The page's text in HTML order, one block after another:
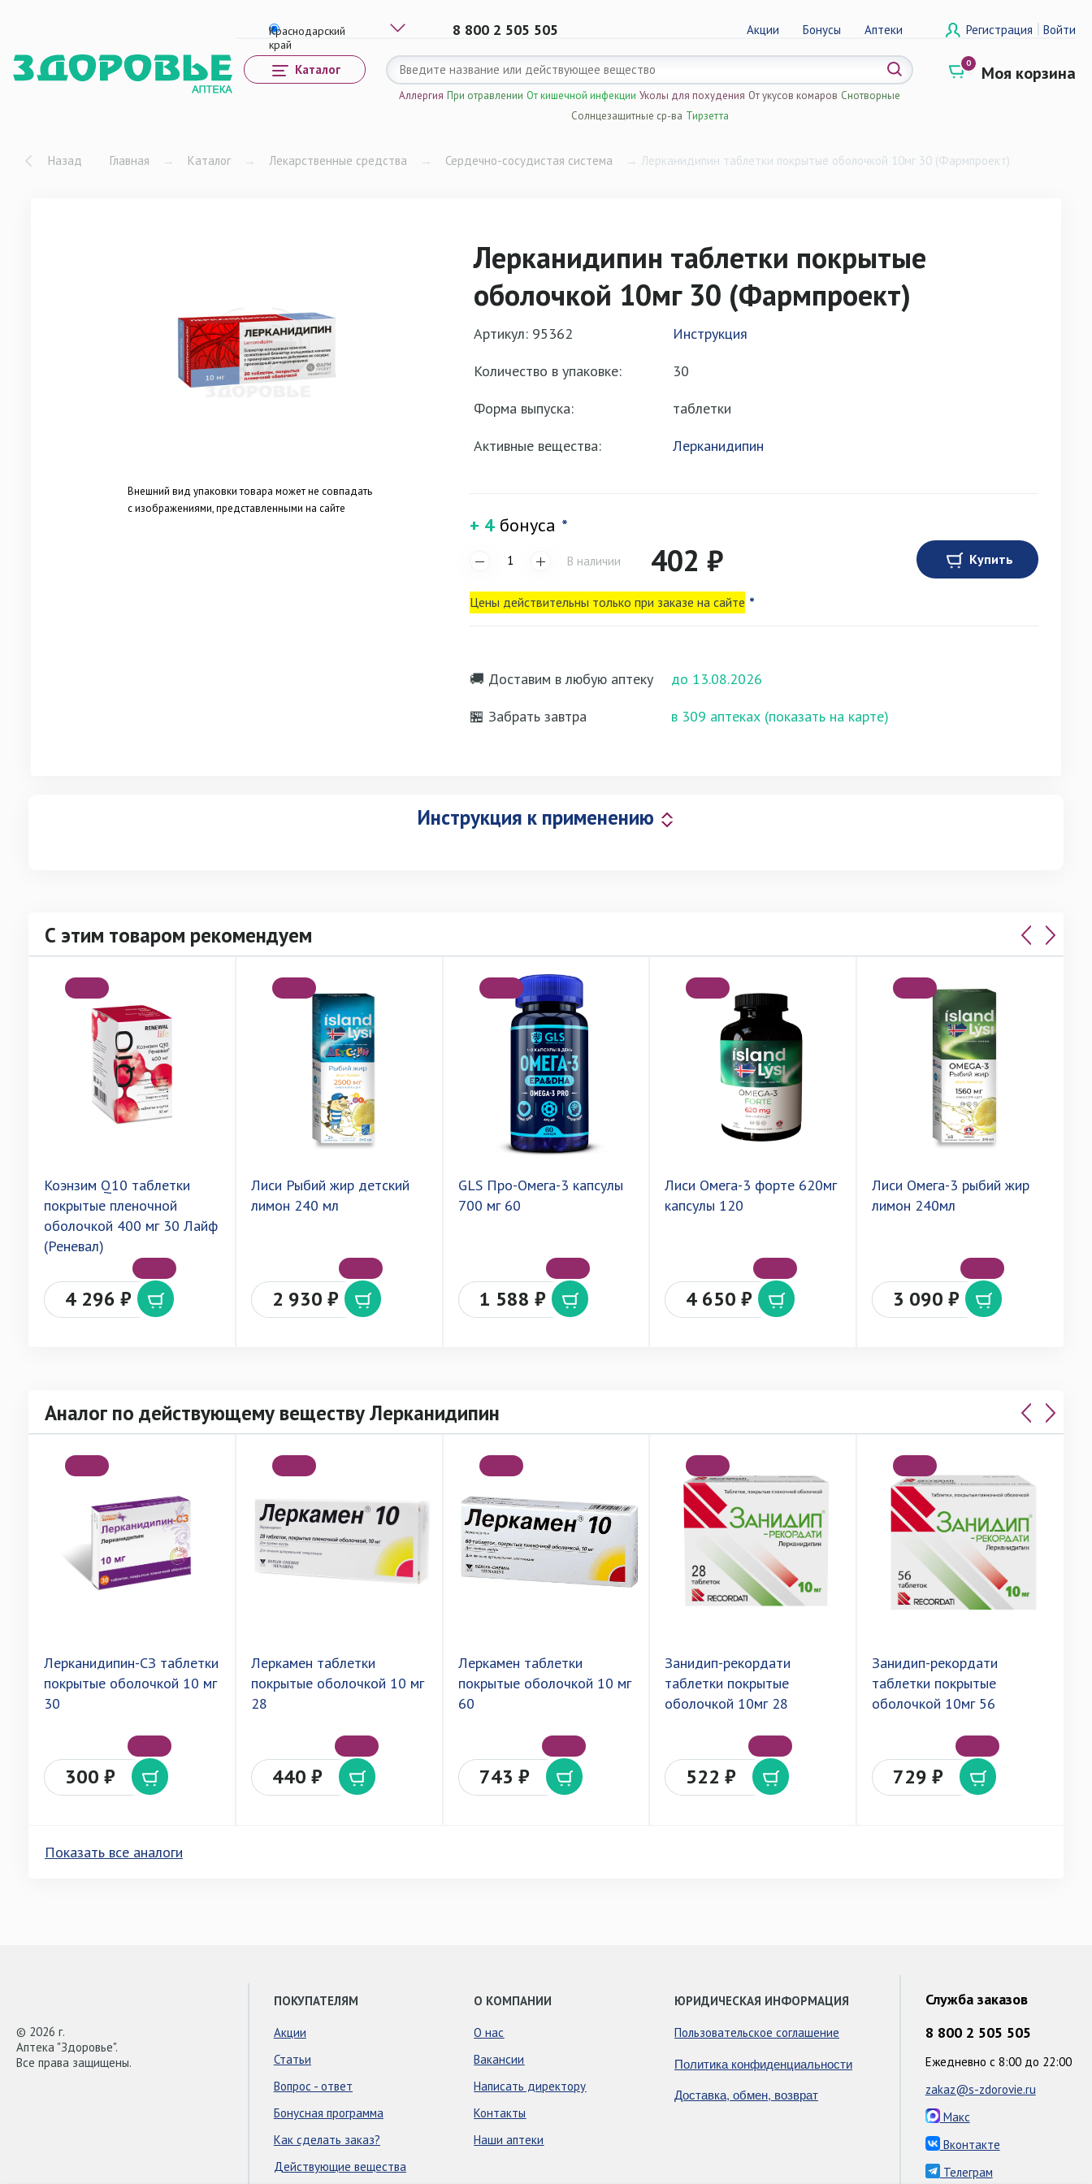
8 800 2 505 505 Акции Бонусы Аптеки Регистрация | Войти
0 Моя корзина
Каталог
Аллергия При отравлении От кишечной инфекции Уколы для похудения От укусов комаров Снотворные
Солнцезащитные ср-ва Тирзетта
Назад Главная → Каталог → Лекарственные средства → Сердечно-сосудистая система → Лерканидипин таблетки покрытые оболочкой 10мг 30 (Фармпроект)
Внешний вид упаковки товара может не совпадать
с изображениями, представленными на сайте
Лерканидипин таблетки покрытые
оболочкой 10мг 30 (Фармпроект)
Артикул: 95362
Инструкция
Количество в упаковке:
30
Форма выпуска:
таблетки
Активные вещества:
Лерканидипин
+ 4 бонуса *
В наличии 402 ₽ Купить
Цены действительны только при заказе на сайте *
🚚 Доставим в любую аптеку
до 13.08.2026
🏪 Забрать завтра
в 309 аптеках (показать на карте)
Инструкция к применению
С этим товаром рекомендуем
Коэнзим Q10 таблетки
покрытые пленочной
оболочкой 400 мг 30 Лайф
(Реневал)
4 296 ₽
Лиси Рыбий жир детский
лимон 240 мл
2 930 ₽
GLS Про-Омега-3 капсулы
700 мг 60
1 588 ₽
Лиси Омега-3 форте 620мг
капсулы 120
4 650 ₽
Лиси Омега-3 рыбий жир
лимон 240мл
3 090 ₽
Аналог по действующему веществу Лерканидипин
Лерканидипин-СЗ таблетки
покрытые оболочкой 10 мг
30
300 ₽
Леркамен таблетки
покрытые оболочкой 10 мг
28
440 ₽
Леркамен таблетки
покрытые оболочкой 10 мг
60
743 ₽
Занидип-рекордати
таблетки покрытые
оболочкой 10мг 28
522 ₽
Занидип-рекордати
таблетки покрытые
оболочкой 10мг 56
729 ₽
Показать все аналоги
© 2026 г.
Аптека "Здоровье".
Все права защищены.
ПОКУПАТЕЛЯМ
Акции
Статьи
Вопрос - ответ
Бонусная программа
Как сделать заказ?
Действующие вещества
О КОМПАНИИ
О нас
Вакансии
Написать директору
Контакты
Наши аптеки
ЮРИДИЧЕСКАЯ ИНФОРМАЦИЯ
Пользовательское соглашение
Политика конфиденциальности
Доставка, обмен, возврат
Служба заказов
8 800 2 505 505
Ежедневно с 8:00 до 22:00
zakaz@s-zdorovie.ru
Макс
Вконтакте
Телеграм